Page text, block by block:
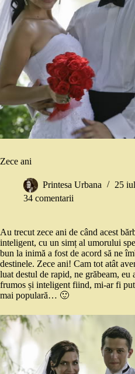
Zece ani
Printesa Urbana 25
34 comentarii
Au trecut zece ani de când acest
inteligent, cu un simț al umorului
bun la inimă a fost de acord să ne
destinele. Zece ani! Cam tot atât
luat destul de rapid, ne grăbeam, eu
frumos și inteligent fiind, mi-ar fi
mai populară… 🙂